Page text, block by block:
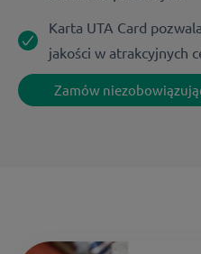
Karta UTA Card
jakości w atrakcyjnych
Zamów